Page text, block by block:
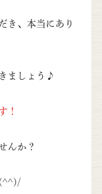
き、本当にあり
ましょう♪
！
んか？
(^^)/